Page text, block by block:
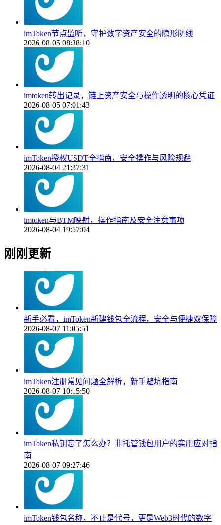
imToken节点监听，守护数字资产安全的隐形防线
2026-08-05 08:38:10
imtoken转出记录，链上资产安全与操作透明的核心凭证
2026-08-05 07:01:43
imToken授权USDT全指南，安全操作与风险规避
2026-08-04 21:37:31
imtoken与BTM映射，操作指南及安全注意事项
2026-08-04 19:57:04
刚刚更新
新手必看，imToken新建钱包全流程，安全与便捷双保障
2026-08-07 11:05:51
imToken注册常见问题全解析，新手避坑指南
2026-08-07 10:15:50
imToken私钥忘了怎么办？非托管钱包用户的实用应对指
南
2026-08-07 09:27:46
imToken钱包名称，不止是代号，更是Web3时代的数字